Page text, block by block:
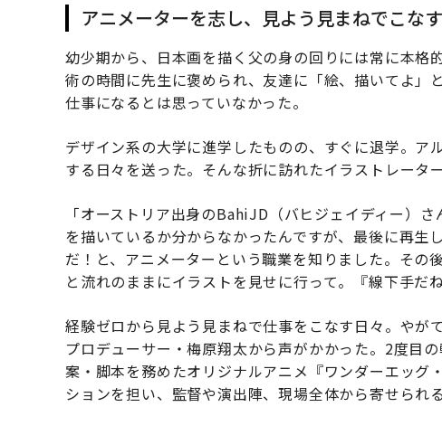
アニメーターを志し、見よう見まねでこな
幼少期から、日本画を描く父の身の回りには常に本格
術の時間に先生に褒められ、友達に「絵、描いてよ」
仕事になるとは思っていなかった。
デザイン系の大学に進学したものの、すぐに退学。
する日々を送った。そんな折に訪れたイラストレータ
「オーストリア出身のBahiJD（バヒジェイディー）
を描いているか分からなかったんですが、最後に再生
だ！と、アニメーターという職業を知りました。その
と流れのままにイラストを見せに行って。『線下手だ
経験ゼロから見よう見まねで仕事をこなす日々。や
プロデューサー・梅原翔太から声がかかった。2度目
案・脚本を務めたオリジナルアニメ『ワンダーエッグ
ションを担い、監督や演出陣、現場全体から寄せられ